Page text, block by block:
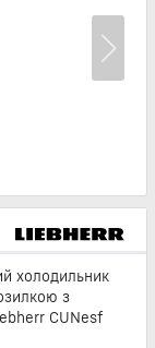
холодильник
з
CUNesf